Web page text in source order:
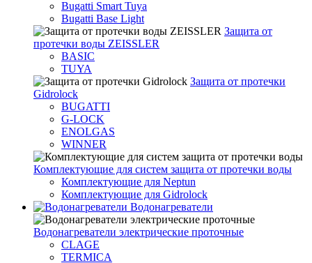
Bugatti Smart Tuya
Bugatti Base Light
Защита от
протечки воды ZEISSLER
BASIC
TUYA
Защита от протечки
Gidrolock
BUGATTI
G-LOCK
ENOLGAS
WINNER
Комплектующие для систем защита от протечки воды
Комплектующие для Neptun
Комплектующие для Gidrolock
Водонагреватели
Водонагреватeли электрические проточные
CLAGE
TERMICA